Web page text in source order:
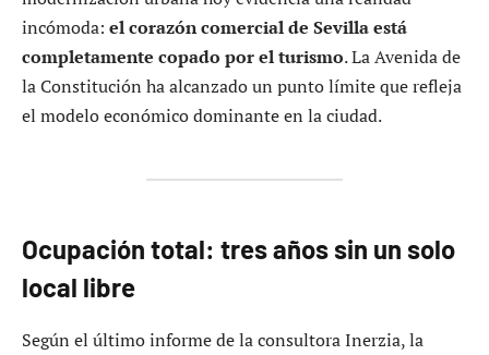
incómoda: el corazón comercial de Sevilla está
completamente copado por el turismo. La Avenida de
la Constitución ha alcanzado un punto límite que refleja
el modelo económico dominante en la ciudad.
Ocupación total: tres años sin un solo
local libre
Según el último informe de la consultora Inerzia, la